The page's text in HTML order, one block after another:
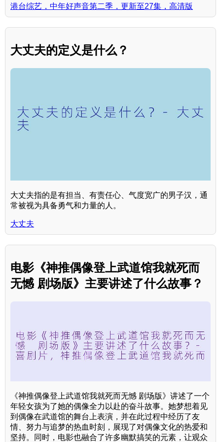
港台综艺，中年好声音第二季，更新至27集，高清版
大丈夫的定义是什么？
大丈夫指的是有担当、有责任心、气度宽广的男子汉，通
常被视为具备勇气和力量的人。
大丈夫
电影《神推偶像登上武道馆我就死而
无憾 剧场版》主要讲述了什么故事？
《神推偶像登上武道馆我就死而无憾 剧场版》讲述了一个
年轻女孩为了她的偶像全力以赴的奋斗故事。她梦想着见
到偶像在武道馆的舞台上表演，并在此过程中经历了友
情、努力与追梦的热血时刻，展现了对偶像文化的热爱和
坚持。同时，电影也融合了许多幽默搞笑的元素，让观众